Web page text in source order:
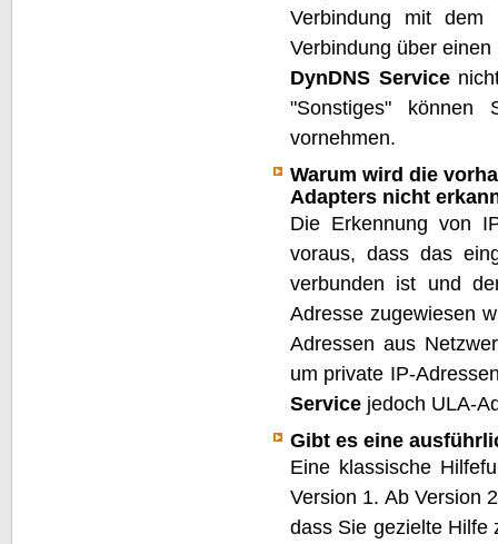
Verbindung mit dem
Verbindung über
DynDNS Service
"Sonstiges" können
vornehmen.
Warum wird die
Adapters nicht
Die Erkennung von
voraus, dass das
verbunden ist und
Adresse zugewiesen
Adressen aus
um private IP-
Servicejedoch ULA-
Gibt es eine
Eine klassische
Version 1. Ab Version
dass Sie gezielte Hilfe